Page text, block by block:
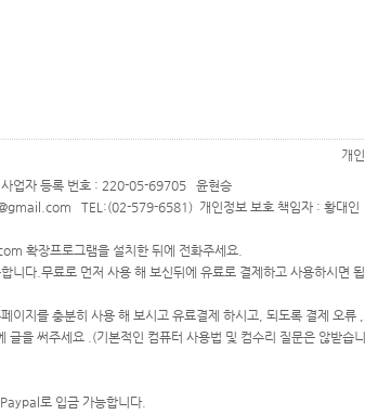
업자 등록 번호 : 220-05-69705 윤현승
TEL:(02-579-6581) 개인정보 보호 책임자 : 황대인
확장프로그램을 설치한 뒤에 전화주세요.
니다.무료로 먼저 사용 해 보신뒤에 유료로 결제하고 사용하시면 됩
이지를 충분히 사용 해 보시고 유료결제 하시고, 되도록 결제 오류
글을 써주세요 .(기본적인 컴퓨터 사용법 및 컴수리 질문은 않받습
로 입금 가능합니다.
개